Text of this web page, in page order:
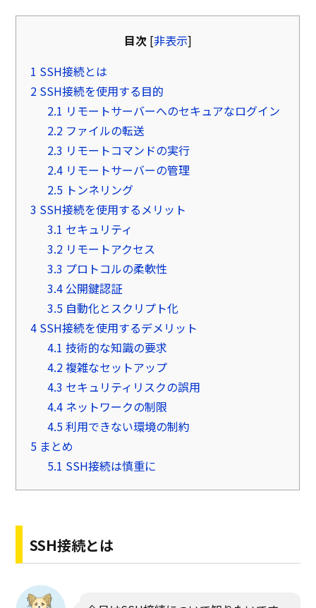
目次 [非表示]
1 SSH接続とは
2 SSH接続を使用する目的
2.1 リモートサーバーへのセキュアなログイン
2.2 ファイルの転送
2.3 リモートコマンドの実行
2.4 リモートサーバーの管理
2.5 トンネリング
3 SSH接続を使用するメリット
3.1 セキュリティ
3.2 リモートアクセス
3.3 プロトコルの柔軟性
3.4 公開鍵認証
3.5 自動化とスクリプト化
4 SSH接続を使用するデメリット
4.1 技術的な知識の要求
4.2複雑なセットアップ
4.3 セキュリティリスクの誤用
4.4 ネットワークの制限
4.5利用できない環境の制約
5 まとめ
5.1 SSH接続は慎重に
SSH接続とは